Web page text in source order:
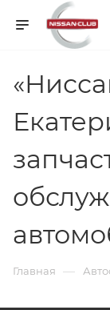
Главная —